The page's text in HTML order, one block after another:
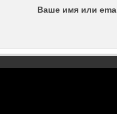
Ваше имя или